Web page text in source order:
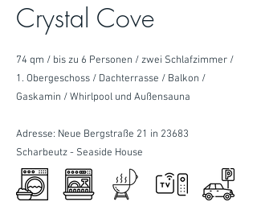
Crystal Cove
74 qm / bis zu 6 Personen / zwei Schlafzimmer /
1. Obergeschoss / Dachterrasse / Balkon /
Gaskamin / Whirlpool und Außensauna
Adresse: Neue Bergstraße 21 in 23683
Scharbeutz - Seaside House